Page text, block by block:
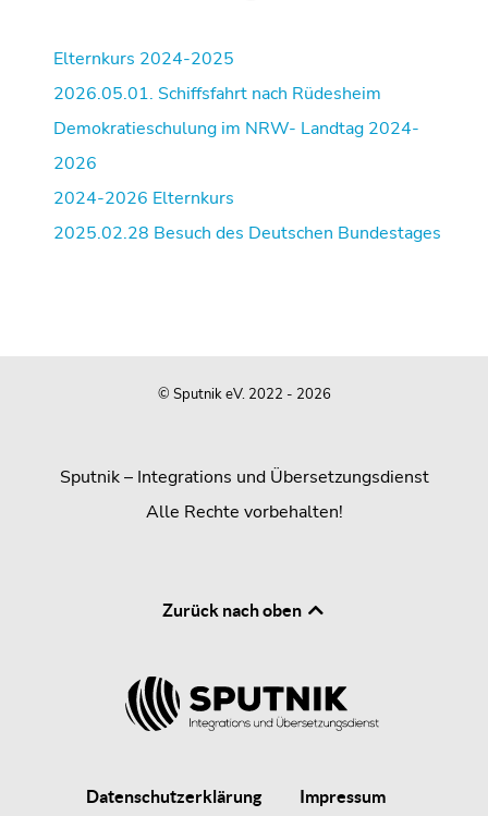
Elternkurs 2024-2025
2026.05.01. Schiffsfahrt nach Rüdesheim
Demokratieschulung im NRW- Landtag 2024-
2026
2024-2026 Elternkurs
2025.02.28 Besuch des Deutschen Bundestages
© Sputnik eV. 2022 - 2026
Sputnik – Integrations und Übersetzungsdienst
Alle Rechte vorbehalten!
Zurück nach oben
Datenschutzerklärung Impressum